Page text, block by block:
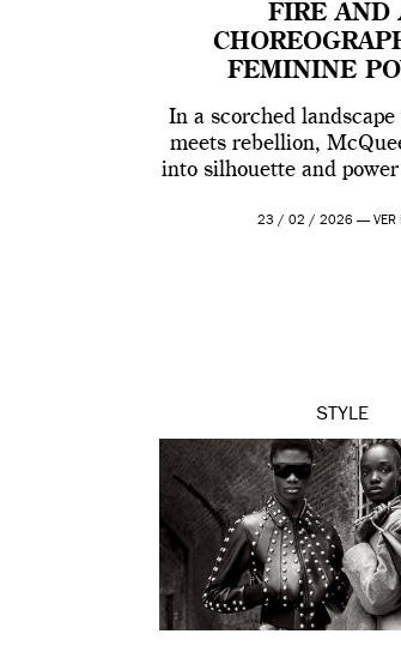
FIRE AND
FEMININE
In a scorched
meets rebellion,
into silhouette and
23 / 02 / 2026 —VER
STYLE